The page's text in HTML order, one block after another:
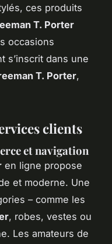
ces produits
T. Porter
occasions
s’inscrit dans une
T. Porter,
clients
et navigation
en ligne propose
et moderne. Une
– comme les
, robes, vestes ou
Les amateurs de